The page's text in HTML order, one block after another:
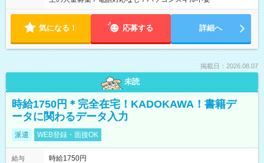
気になる！ 応募する 詳細へ
掲載日：2026.08.07
未読
時給1750円＊完全在宅！KADOKAWA！書籍デ
ータに関わるデータ入力
派遣 WEB登録・面接OK
給与
時給1750円